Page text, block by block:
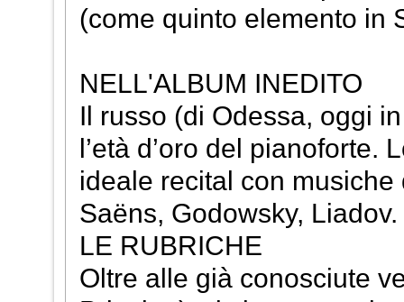
(come quinto elemento in
NELL'ALBUM INEDITO
Il russo (di Odessa, oggi
l’età d’oro del pianoforte.
ideale recital con
Saëns, Godowsky, Liadov.
LE RUBRICHE
Oltre alle già conosciute